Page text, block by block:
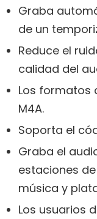
Graba
de un
Reduce el
calidad del
Los formatos
M4A.
Soporta el
Graba el
estaciones
música y
Los usuarios